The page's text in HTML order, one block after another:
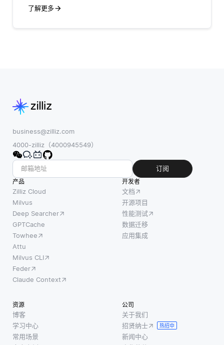
了解更多
business@zilliz.com
4000-zilliz（4000945549）
订阅
产品
Zilliz Cloud
Milvus
Deep Searcher
GPTCache
Towhee
Attu
Milvus CLI
Feder
Claude Context
开发者
文档
开源项目
性能测试
数据迁移
应用集成
资源
博客
学习中心
常用场景
公司
关于我们
招贤纳士
热招中
新闻中心